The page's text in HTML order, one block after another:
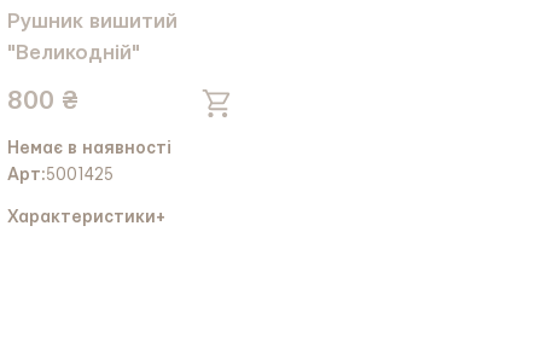
Рушник вишитий
"Великодній"
800 ₴
Немає в наявності
Арт:5001425
Характеристики+